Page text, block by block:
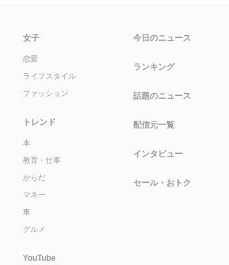
女子
恋愛
ライフスタイル
ファッション
トレンド
本
教育・仕事
からだ
マネー
車
グルメ
YouTube
今日のニュース
ランキング
話題のニュース
配信元一覧
インタビュー
セール・おトク